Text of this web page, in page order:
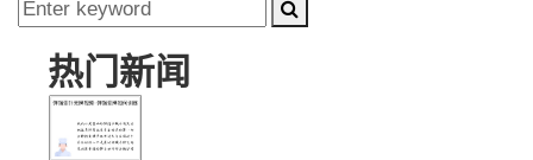
热门新闻